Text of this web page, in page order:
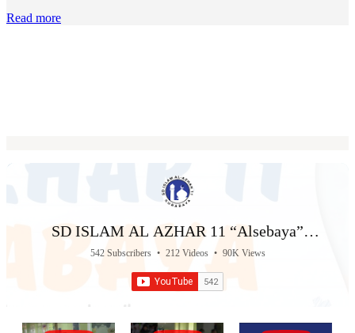
Read more
SD ISLAM AL AZHAR 11 “Alsebaya”
Surabaya
542 Subscribers • 212 Videos • 90K Views